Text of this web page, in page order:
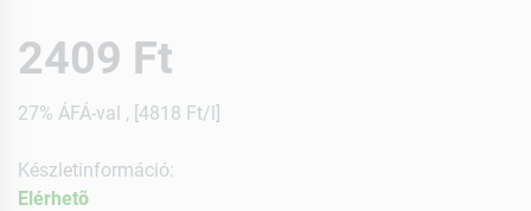
2409 Ft
27% ÁFÁ-val , [4818 Ft/l]
Készletinformáció:
Elérhetõ